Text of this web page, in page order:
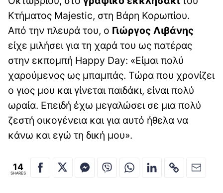
Κτήματος Majestic, στη Βάρη Κορωπίου.
Από την πλευρά του, ο Γιώργος Λιβάνης
είχε μιλήσει για τη χαρά του ως πατέρας
στην εκπομπή Happy Day: «Είμαι πολύ
χαρούμενος ως μπαμπάς. Τώρα που χρονίζει
ο γιος μου και γίνεται παιδάκι, είναι πολύ
ωραία. Επειδή έχω μεγαλώσει σε μια πολύ
ζεστή οικογένεια και για αυτό ήθελα να
κάνω και εγώ τη δική μου».
14
SHARES